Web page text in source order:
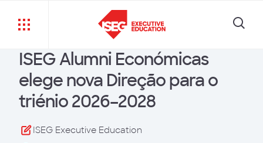
ISEG Alumni Económicas
elege nova Direção para o
triénio 2026–2028
ISEG Executive Education